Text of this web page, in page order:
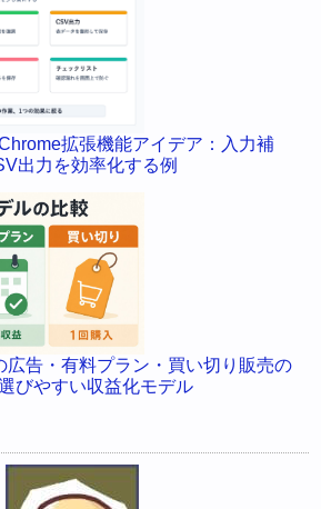
拡張機能アイデア：入力補
出力を効率化する例
広告・有料プラン・買い切り販売の
びやすい収益化モデル